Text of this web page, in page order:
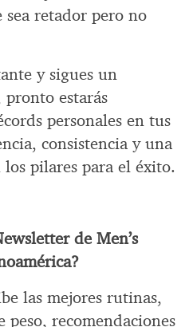
retador pero no
y sigues un
estarás
personales en tus
consistencia y una
pilares para el éxito.
de Men’s
las mejores rutinas,
peso, recomendaciones